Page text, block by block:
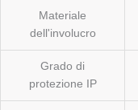
Materiale
dell'involucro
Grado di
protezione IP